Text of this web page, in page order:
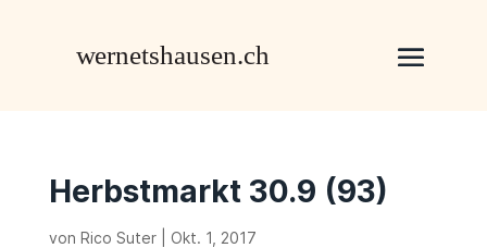
Herbstmarkt 30.9 (93)
von Rico Suter| Okt. 1, 2017